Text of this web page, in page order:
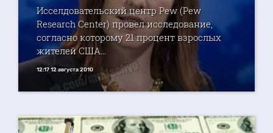
Исселдовательский центр Pew (Pew
Research Center) провел исследование,
согласно которому 21 процент взрослых
жителей США...
12:17 12 августа 2010